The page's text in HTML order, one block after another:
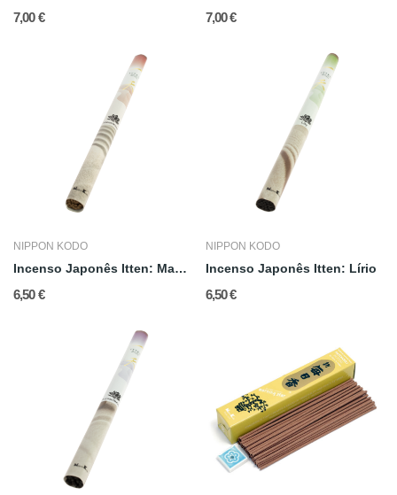
7,00 € 7,00 €
NIPPON KODO
Incenso Japonês Itten: Madeira de Agar (Aloe)
6,50 €
NIPPON KODO
Incenso Japonês Itten: Lírio
6,50 €